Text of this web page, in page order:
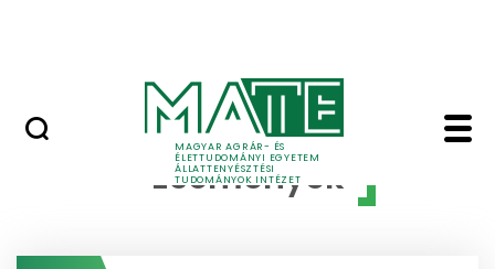
MAGYAR AGRÁR- ÉS
ÉLETTUDOMÁNYI EGYETEM
ÁLLATTENYÉSZTÉSI
TUDOMÁNYOK INTÉZET
Események -
Események